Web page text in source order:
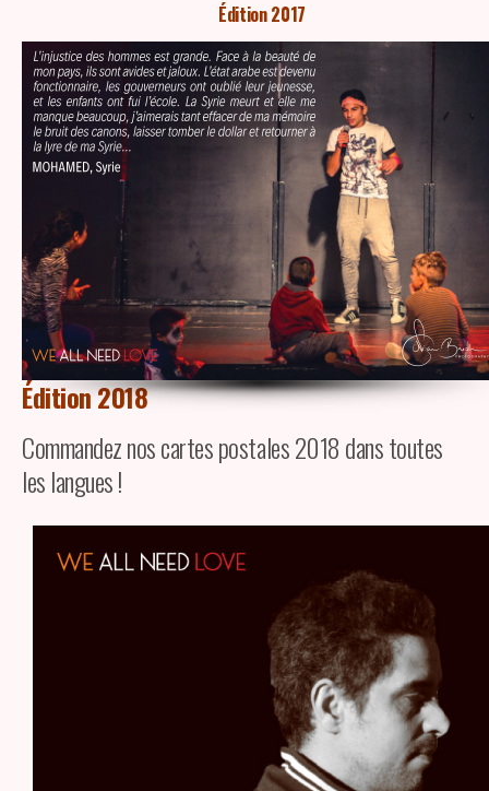
Édition 2017
Édition 2018
Commandez nos cartes postales 2018 dans toutes
les langues !